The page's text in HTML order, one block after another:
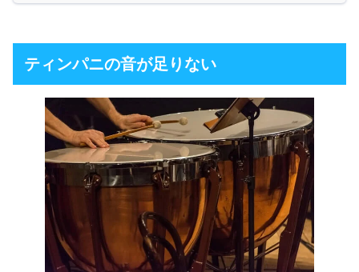
ティンパニの音が足りない